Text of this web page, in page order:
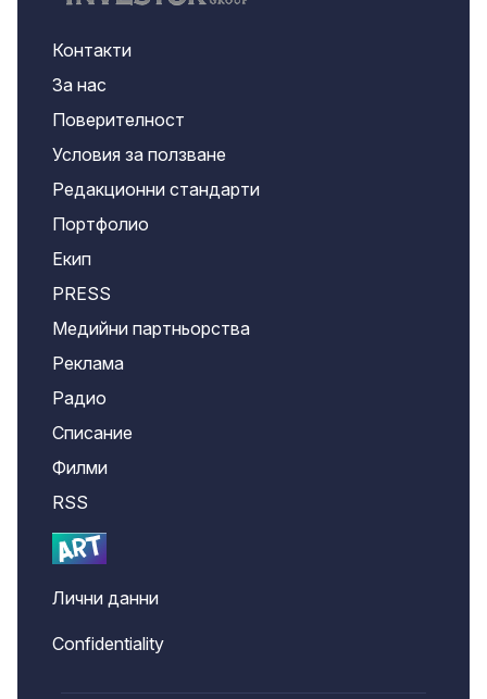
Контакти
За нас
Поверителност
Условия за ползване
Редакционни стандарти
Портфолио
Екип
PRESS
Медийни партньорства
Реклама
Радио
Списание
Филми
RSS
Лични данни
Confidentiality